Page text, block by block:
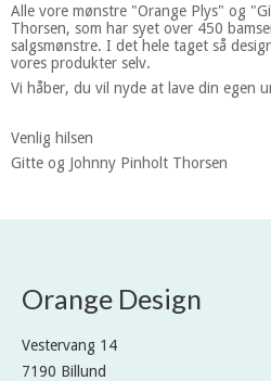
Alle vore mønstre "Orange Plys" og
Thorsen, som har syet over 450
salgsmønstre. I det hele taget så
vores produkter selv.
Vi håber, du vil nyde at lave din egen
Venlig hilsen
Gitte og Johnny Pinholt Thorsen
Orange Design
Vestervang 14
7190 Billund